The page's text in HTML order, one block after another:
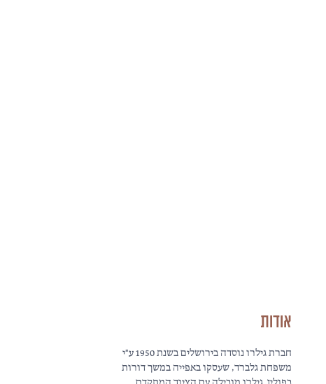
אודות
חברת גילרו נוסדה בירושלים בשנת 1950 ע"י
משפחת גלברד, שעסקו באפייה במשך דורות